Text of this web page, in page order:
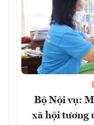
Bộ Nội vụ:
xã hội tương